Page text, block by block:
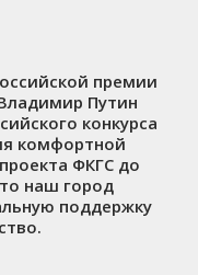
премии
Путин
конкурса
комфортной
ФКГС до
наш город
поддержку